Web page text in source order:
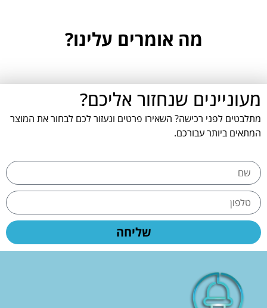
מה אומרים עלינו?
מעוניינים שנחזור אליכם?
מתלבטים לפני רכישה? השאירו פרטים ונעזור לכם לבחור את המוצר
המתאים ביותר עבורכם.
שליחה